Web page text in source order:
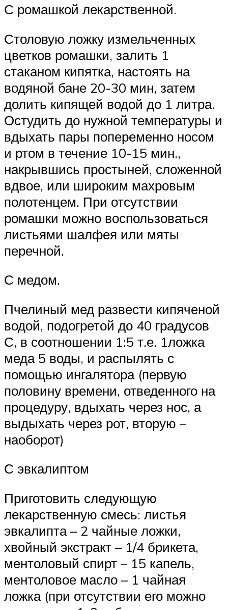
С ромашкой лекарственной.
Столовую ложку измельченных
цветков ромашки, залить 1
стаканом кипятка, настоять на
водяной бане 20-30 мин, затем
долить кипящей водой до 1 литра.
Остудить до нужной температуры и
вдыхать пары попеременно носом
и ртом в течение 10-15 мин.,
накрывшись простыней, сложенной
вдвое, или широким махровым
полотенцем. При отсутствии
ромашки можно воспользоваться
листьями шалфея или мяты
перечной.
С медом.
Пчелиный мед развести кипяченой
водой, подогретой до 40 градусов
С, в соотношении 1:5 т.е. 1ложка
меда 5 воды, и распылять с
помощью ингалятора (первую
половину времени, отведенного на
процедуру, вдыхать через нос, а
выдыхать через рот, вторую –
наоборот)
С эвкалиптом
Приготовить следующую
лекарственную смесь: листья
эвкалипта – 2 чайные ложки,
хвойный экстракт – 1/4 брикета,
ментоловый спирт – 15 капель,
ментоловое масло – 1 чайная
ложка (при отсутствии его можно